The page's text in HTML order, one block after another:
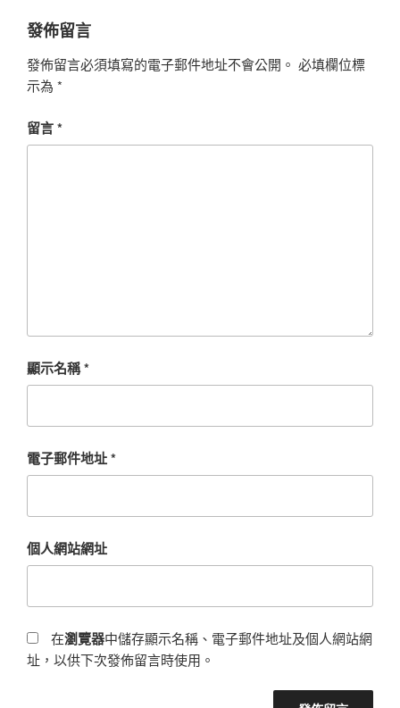
發佈留言
發佈留言必須填寫的電子郵件地址不會公開。 必填欄位標
示為 *
留言*
顯示名稱*
電子郵件地址*
個人網站網址
在瀏覽器中儲存顯示名稱、電子郵件地址及個人網站網
址，以供下次發佈留言時使用。